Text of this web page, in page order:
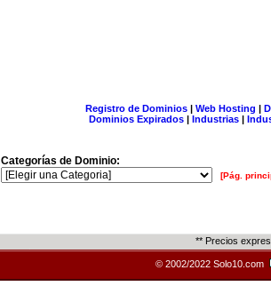
Registro de Dominios| Web Hosting |
Dominios Expirados | Industrias |
Categorías de Dominio:
[Pág.
** Precios
© 2002/2022 Solo10.com